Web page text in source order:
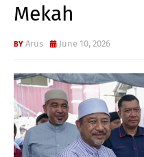
Mekah
Arus June 10, 2026